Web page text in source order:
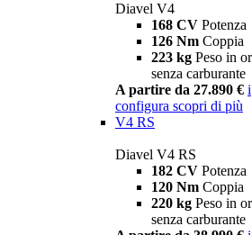
Diavel V4
168 CV Potenza
126 Nm Coppia
223 kg Peso in
senza carburante
A partire da 27.890 € i
configura scopri di più
V4 RS
Diavel V4 RS
182 CV Potenza
120 Nm Coppia
220 kg Peso in
senza carburante